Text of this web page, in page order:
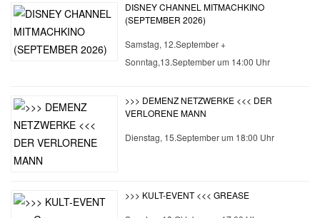
DISNEY CHANNEL MITMACHKINO
(SEPTEMBER 2026)
Samstag, 12.September +
Sonntag,13.September um 14:00 Uhr
>>> DEMENZ NETZWERKE <<< DER
VERLORENE MANN
Dienstag, 15.September um 18:00 Uhr
>>> KULT-EVENT <<< GREASE